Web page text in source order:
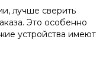
лучше сверить
Это особенно
устройства имеют